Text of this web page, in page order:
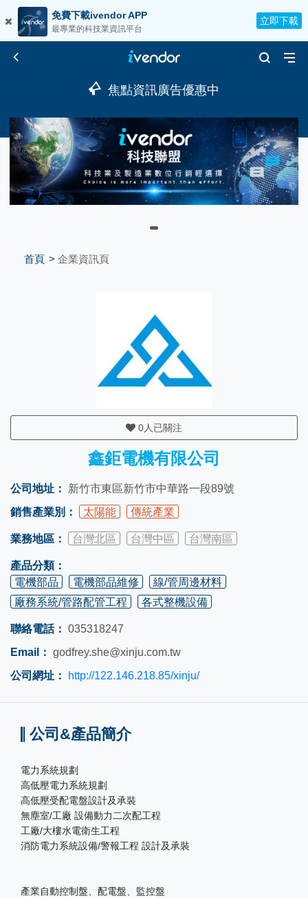
免費下載ivendor APP
最專業的科技業資訊平台
立即下載
焦點資訊廣告優惠中
首頁 企業資訊頁
0人已關注
鑫鉅電機有限公司
公司地址：
新竹市東區新竹市中華路一段89號
銷售產業別：
太陽能 傳統產業
業務地區： 台灣北區 台灣中區 台灣南區
產品分類：
電機部品
電機部品維修
線/管周邊材料
廠務系統/管路配管工程
各式整機設備
聯絡電話： 035318247
Email： godfrey.she@xinju.com.tw
公司網址：
http://122.146.218.85/xinju/
公司&產品簡介
電力系統規劃
高低壓電力系統規劃
高低壓受配電盤設計及承裝
無塵室/工廠 設備動力二次配工程
工廠/大樓水電衛生工程
消防電力系統設備/警報工程 設計及承裝
產業自動控制盤、配電盤、監控盤